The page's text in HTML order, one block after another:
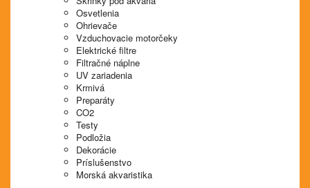
Osvetlenia
Ohrievače
Vzduchovacie motorčeky
Elektrické filtre
Filtračné náplne
UV zariadenia
Krmivá
Preparáty
CO2
Testy
Podložia
Dekorácie
Príslušenstvo
Morská akvaristika